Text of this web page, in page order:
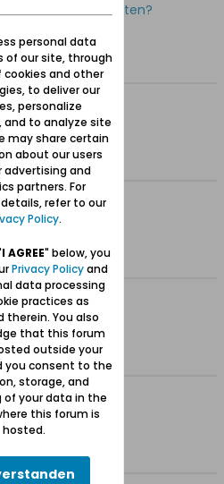
Danziger Rezepten?
Likes
12:20
Likes
23:53
18:14
0 Likes
17:24
0 Likes
personal data
of our site, through
cookies and other
to deliver our
personalize
and to analyze site
may share certain
about our users
advertising and
partners. For
refer to our
Policy.
I AGREE" below, you
Privacy Policyand
data processing
practices as
therein. You also
that this forum
outside your
you consent to the
storage, and
of your data in the
this forum is
hosted.